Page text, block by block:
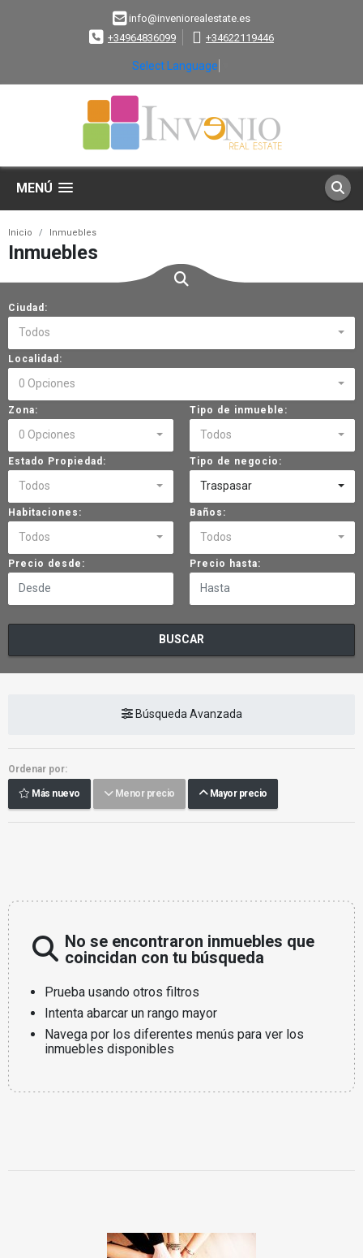
info@inveniorealestate.es
+34964836099
+34622119446
Select Language
MENÚ
Inicio Inmuebles
Inmuebles
Ciudad:
Todos
Localidad:
0 Opciones
Zona:
0 Opciones
Tipo de inmueble:
Todos
Estado Propiedad:
Todos
Tipo de negocio:
Traspasar
Habitaciones:
Todos
Baños:
Todos
Precio desde: Precio hasta:
BUSCAR
Búsqueda Avanzada
Ordenar por:
Más nuevo Menor precio Mayor precio
No se encontraron inmuebles que
coincidan con tu búsqueda
Prueba usando otros filtros
Intenta abarcar un rango mayor
Navega por los diferentes menús para ver los
inmuebles disponibles